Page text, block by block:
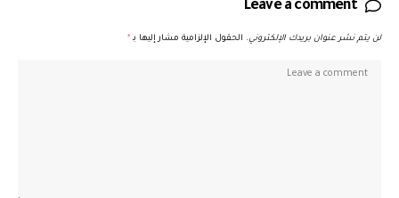
Leave a comment
لن يتم نشر عنوان بريدك الإلكتروني. الحقول الإلزامية مشار إليها بـ *